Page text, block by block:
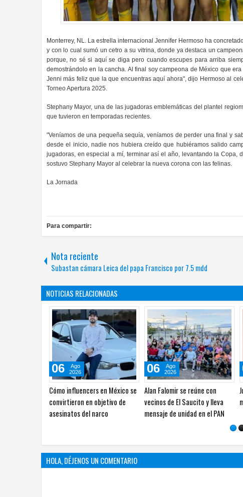
Monterrey, NL. La estrella internacional Jennifer Hermoso ha
y con lo cual sumó un cetro a su vitrina, donde ya destaca un
porque, no sé si aquí se diga pero cuando escupes para arriba
demostrándolo en la cancha. Al final soy campeona de México que
Jenni más feliz que la que encuentras aquí ahora", dijo Hermoso al
Torneo Apertura 2025.
Stephany Mayor, una de las jugadoras emblemáticas del plantel
que tuvieron en temporadas recientes.
"Veníamos de una pequeña sequía, veníamos de perder una final y
desde el inicio, nadie nos hubiera creído que hubiéramos salido
jugadoras, en especial a mí, terminar así el año, levantando la Copa,
sostuvo Stephany Mayor al celebrar la nueva corona con las felinas.
La Jornada
Para compartir:
Nota reciente
Subastan cámara Leica del papa Francisco por 7.5 mdd
NOTICIAS RELACIONADAS
Choque entre Nissan Versa y
Chevrolet Silverado deja
personas lesionadas
06
Ago
2026
Localizan sin vida a joven de 24
años en vivienda de la Ponce de
León
06
Ago
2026
HOLA, DÉJENOS UN COMENTARIO